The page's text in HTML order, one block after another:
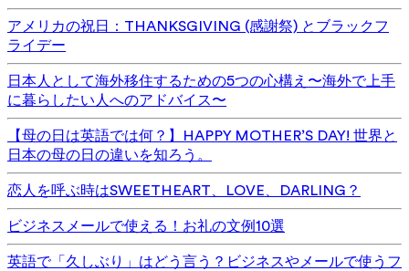
アメリカの祝日：THANKSGIVING (感謝祭) とブラックフ
ライデー
日本人として海外移住するための5つの心構え〜海外で上手
に暮らしたい人へのアドバイス〜
【母の日は英語では何？】HAPPY MOTHER’S DAY! 世界と
日本の母の日の違いを知ろう。
恋人を呼ぶ時はSWEETHEART、LOVE、DARLING？
ビジネスメールで使える！お礼の文例10選
英語で「久しぶり」はどう言う？ビジネスやメールで使うフ